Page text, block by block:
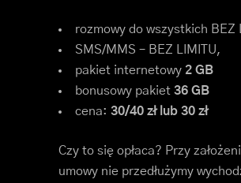
rozmowy do wszystkich BEZ
SMS/MMS – BEZ LIMITU,
pakiet internetowy 2 GB
bonusowy pakiet 36 GB
cena: 30/40 zł lub 30 zł
Czy to się opłaca? Przy
umowy nie przedłużymy